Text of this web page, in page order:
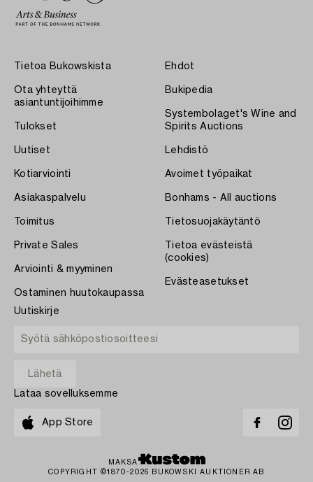
Tietoa Bukowskista
Ota yhteyttä
asiantuntijoihimme
Tulokset
Uutiset
Kotiarviointi
Asiakaspalvelu
Toimitus
Private Sales
Arviointi & myyminen
Ostaminen huutokaupassa
Ehdot
Bukipedia
Systembolaget's Wine and
Spirits Auctions
Lehdistö
Avoimet työpaikat
Bonhams - All auctions
Tietosuojakäytäntö
Tietoa evästeistä
(cookies)
Evästeasetukset
Uutiskirje
Lataa sovelluksemme
App Store
MAKSA
COPYRIGHT ©1870-2026 BUKOWSKI AUKTIONER AB